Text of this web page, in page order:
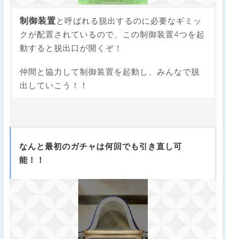
制御装置と呼ばれる脱出するのに必要なギミッ
クが配置されているので、この制御装置4つを起
動すると脱出口が開くぞ！
仲間と協力して制御装置を起動し、みんなで脱
出していこう！！
なんと最初のガチャは何回でも引き直し可
能！！